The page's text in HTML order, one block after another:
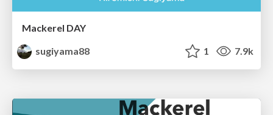
Mackerel DAY
sugiyama88
1 7.9k